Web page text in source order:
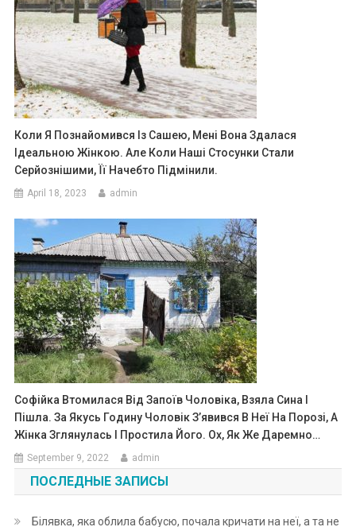
Коли Я Познайомився Із Сашею, Мені Вона Здалася
Ідеальною Жінкою. Але Коли Наші Стосунки Стали
Серйознішими, Її Начебто Підмінили.
April 18, 2023 admin
Софійка Втомилася Від Запоїв Чоловіка, Взяла Сина І
Пішла. За Якусь Годину Чоловік З’явився В Неї На Порозі, А
Жінка Зглянулась І Простила Його. Ох, Як Же Даремно…
September 9, 2022 admin
ПОСЛЕДНЫЕ ЗАПИСЫ
Білявка, яка облила бабусю, почала кричати на неї, а та не